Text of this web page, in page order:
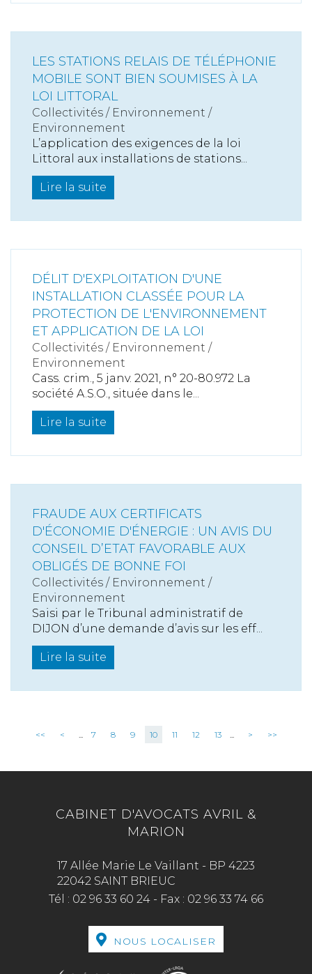
LES STATIONS RELAIS DE TÉLÉPHONIE
MOBILE SONT BIEN SOUMISES À LA
LOI LITTORAL
Collectivités / Environnement /
Environnement
L’application des exigences de la loi
Littoral aux installations de stations...
Lire la suite
DÉLIT D'EXPLOITATION D'UNE
INSTALLATION CLASSÉE POUR LA
PROTECTION DE L'ENVIRONNEMENT
ET APPLICATION DE LA LOI
Collectivités / Environnement /
Environnement
Cass. crim., 5 janv. 2021, n° 20-80.972 La
société A.S.O., située dans le...
Lire la suite
FRAUDE AUX CERTIFICATS
D'ÉCONOMIE D'ÉNERGIE : UN AVIS DU
CONSEIL D’ETAT FAVORABLE AUX
OBLIGÉS DE BONNE FOI
Collectivités / Environnement /
Environnement
Saisi par le Tribunal administratif de
DIJON d’une demande d’avis sur les eff...
Lire la suite
<< < ... 7 8 9 10 11 12 13 ... > >>
CABINET D'AVOCATS AVRIL &
MARION
17 Allée Marie Le Vaillant - BP 4223
22042 SAINT BRIEUC
Tél : 02 96 33 60 24 - Fax : 02 96 33 74 66
NOUS LOCALISER